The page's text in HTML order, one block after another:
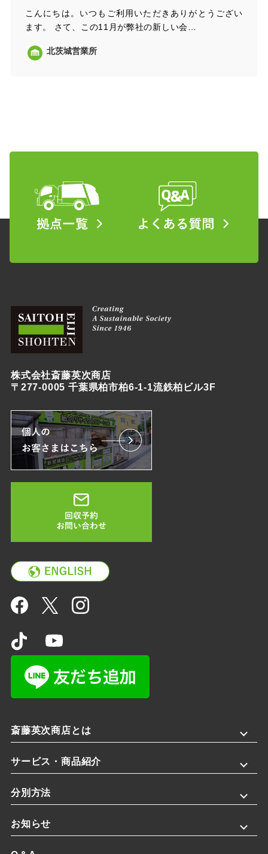
こんにちは。いつもご利用いただきありがとうござい
ます。 さて、この11月が弊社の新しい会…
北茨城営業所
株式会社斎藤英次商店
〒277-0005 千葉県柏市柏6-1-1流鉄柏ビル3F
斎藤英次商店とは
サービス・商品紹介
分別方法
お知らせ